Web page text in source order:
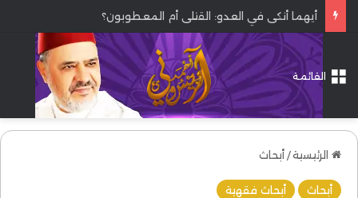
أيهما أنكى في العدو: القتلى أم المعطوبون؟
القائمة
الرئيسية/ أبحاث
أبحاث أبحاث فقهية